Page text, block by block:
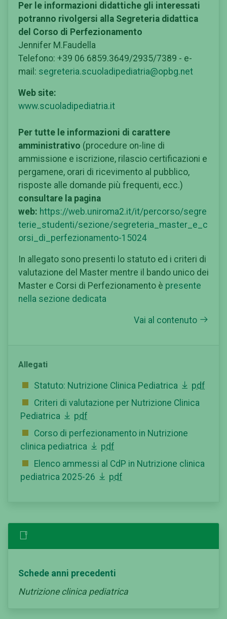
Per le informazioni didattiche gli interessati
potranno rivolgersi alla Segreteria didattica
del Corso di Perfezionamento
Jennifer M.Faudella
Telefono: +39 06 6859.3649/2935/7389 - e-
mail: segreteria.scuoladipediatria@opbg.net
Web site:
www.scuoladipediatria.it
Per tutte le informazioni di carattere
amministrativo (procedure on-line di
ammissione e iscrizione, rilascio certificazioni e
pergamene, orari di ricevimento al pubblico,
risposte alle domande più frequenti, ecc.)
consultare la pagina
web: https://web.uniroma2.it/it/percorso/segre
terie_studenti/sezione/segreteria_master_e_c
orsi_di_perfezionamento-15024
In allegato sono presenti lo statuto ed i criteri di
valutazione del Master mentre il bando unico dei
Master e Corsi di Perfezionamento è presente
nella sezione dedicata
Vai al contenuto
Allegati
Statuto: Nutrizione Clinica Pediatrica
pdf
Criteri di valutazione per Nutrizione Clinica
Pediatrica
pdf
Corso di perfezionamento in Nutrizione
clinica pediatrica
pdf
Elenco ammessi al CdP in Nutrizione clinica
pediatrica 2025-26
pdf
Schede anni precedenti
Nutrizione clinica pediatrica